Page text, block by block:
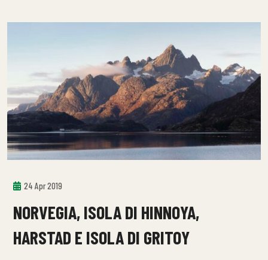
24 Apr 2019
NORVEGIA, ISOLA DI HINNOYA,
HARSTAD E ISOLA DI GRITOY